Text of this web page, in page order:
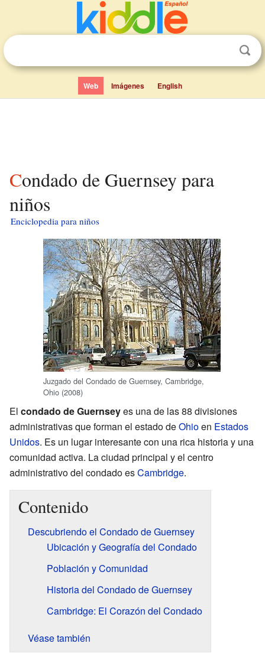
Web Imágenes English
Condado de Guernsey para
niños
Enciclopedia para niños
Juzgado del Condado de Guernsey, Cambridge,
Ohio (2008)
El condado de Guernseyes una de las 88 divisiones
administrativas que forman el estado deOhioen Estados
Unidos. Es un lugar interesante con una rica historia y una
comunidad activa. La ciudad principal y el centro
administrativo del condado esCambridge.
Contenido
Descubriendo el Condado de Guernsey
Ubicación y Geografía del Condado
Población y Comunidad
Historia del Condado de Guernsey
Cambridge: El Corazón del Condado
Véase también